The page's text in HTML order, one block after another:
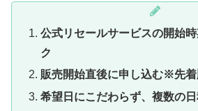
公式リセールサービスの開始
ク
販売開始直後に申し込む※先
希望日にこだわらず、複数の日